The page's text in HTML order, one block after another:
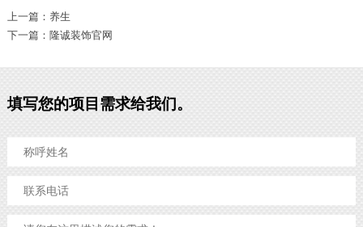
上一篇：养生
下一篇：隆诚装饰官网
填写您的项目需求给我们。